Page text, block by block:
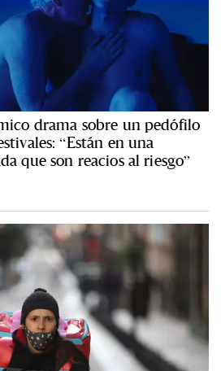
drama sobre un pedófilo
“Están en una
que son reacios al riesgo”